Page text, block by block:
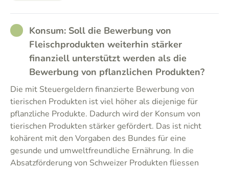
RATHER_GOOD
Konsum: Soll die Bewerbung von
Fleischprodukten weiterhin stärker
finanziell unterstützt werden als die
Bewerbung von pflanzlichen Produkten?
Die mit Steuergeldern finanzierte Bewerbung von
tierischen Produkten ist viel höher als diejenige für
pflanzliche Produkte. Dadurch wird der Konsum von
tierischen Produkten stärker gefördert. Das ist nicht
kohärent mit den Vorgaben des Bundes für eine
gesunde und umweltfreundliche Ernährung. In die
Absatzförderung von Schweizer Produkten fliessen